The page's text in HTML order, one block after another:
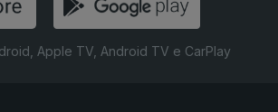
Apple TV, Android TV e CarPlay